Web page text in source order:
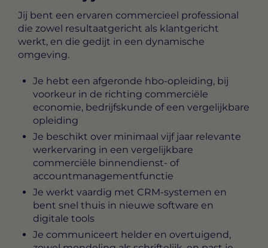
Jij bent een ervaren commercieel professional
die zowel resultaatgericht als klantgericht
werkt, en die gedijt in een dynamische
omgeving.
Je hebt een afgeronde hbo-opleiding, bij
voorkeur in de richting commerciële
economie, bedrijfskunde of een vergelijkbare
opleiding
Je beschikt over minimaal vijf jaar relevante
werkervaring in een vergelijkbare
commerciële binnendienst- of
accountmanagementfunctie
Je werkt vaardig met CRM-systemen en
bent snel thuis in nieuwe software en
digitale tools
Je communiceert helder en overtuigend,